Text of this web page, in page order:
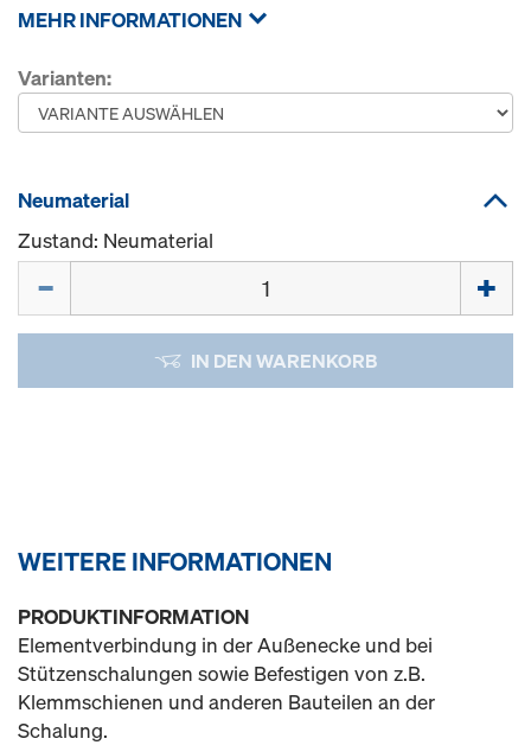
MEHR INFORMATIONEN
Varianten:
Neumaterial
Zustand: Neumaterial
IN DEN WARENKORB
WEITERE INFORMATIONEN
PRODUKTINFORMATION
Elementverbindung in der Außenecke und bei
Stützenschalungen sowie Befestigen von z.B.
Klemmschienen und anderen Bauteilen an der
Schalung.